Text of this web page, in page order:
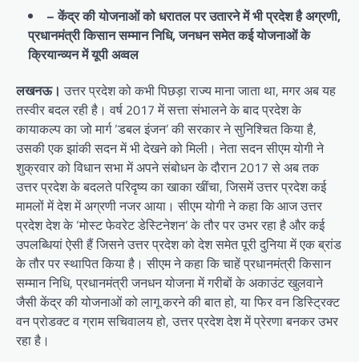
– केंद्र की योजनाओं को धरातल पर उतारने में भी प्रदेश है अग्रणी,
प्रधानमंत्री किसान सम्मान निधि, जनधन समेत कई योजनाओं के
क्रियान्व्यन में यूपी अव्वल
लखनऊ। उत्तर प्रदेश को कभी पिछड़ा राज्य माना जाता था, मगर अब यह
तस्वीर बदल रही है। वर्ष 2017 में सत्ता संभालने के बाद प्रदेश के
कायाकल्प का जो मार्ग ‘डबल इंजन’ की सरकार ने सुनिश्चित किया है,
उसकी एक झांकी सदन में भी देखने को मिली। नेता सदन सीएम योगी ने
शुक्रवार को विधान सभा में अपने संबोधन के दौरान 2017 से अब तक
उत्तर प्रदेश के बदलते परिदृष्य का खाका खींचा, जिसमें उत्तर प्रदेश कई
मामलों में देश में अग्रणी नजर आया। सीएम योगी ने कहा कि आज उत्तर
प्रदेश देश के ‘मोस्ट फेवरेट डेस्टिनेशन’ के तौर पर उभर रहा है और कई
उपलब्धियां ऐसी हैं जिसने उत्तर प्रदेश को देश समेत पूरी दुनिया में एक ब्रांड
के तौर पर स्थापित किया है। सीएम ने कहा कि चाहें प्रधानमंत्री किसान
सम्मान निधि, प्रधानमंत्री जनधन योजना में गरीबों के अकाउंट खुलवाने
जैसी केंद्र की योजनाओं को लागू करने की बात हो, या फिर वन डिस्ट्रिक्ट
वन प्रोडक्ट व ग्राम सचिवालय हो, उत्तर प्रदेश देश में प्रेरणा बनकर उभर
रहा है।